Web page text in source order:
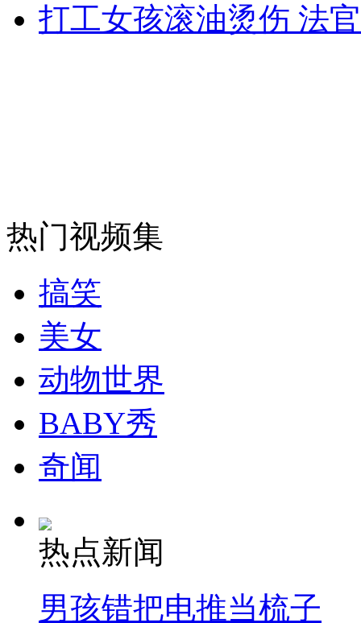
纽约上演“枕头大战”
司机酒驾遇交警 急速倒车逃窜
打工女孩滚油烫伤 法
热门视频集
搞笑
美女
动物世界
BABY秀
奇闻
热点新闻
男孩错把电推当梳子